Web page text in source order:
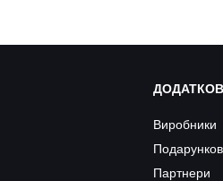
Виробники
Партнери